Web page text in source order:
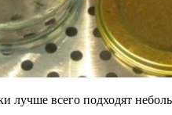
лучше всего подходят